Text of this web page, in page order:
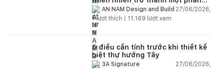
của cuộc sống
AN NAM Design and Build 27/06/2026,
1lượt thích | 11.169 lượt xem
5 điều cần tính trước khi thiết kế
biệt thự hướng Tây
3A Signature
27/06/2026,